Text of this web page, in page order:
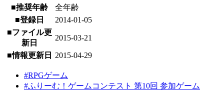
■推奨年齢
全年齢
■登録日
2014-01-05
■ファイル更
新日
2015-03-21
■情報更新日 2015-04-29
#RPGゲーム
#ふりーむ！ゲームコンテスト 第10回 参加ゲーム